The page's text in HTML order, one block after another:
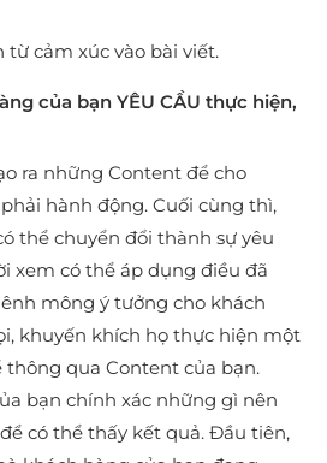
từ cảm xúc vào bài viết.
của bạn YÊU CẦU thực hiện,
ra những Content để cho
hành động. Cuối cùng thì,
thể chuyển đổi thành sự yêu
xem có thể áp dụng điều đã
mông ý tưởng cho khách
khuyến khích họ thực hiện một
qua Content của bạn.
bạn chính xác những gì nên
có thể thấy kết quả. Đầu tiên,